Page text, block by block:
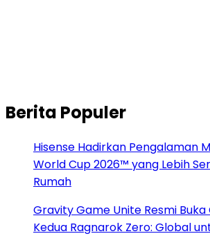
Berita Populer
Hisense Hadirkan Pengalaman
World Cup 2026™ yang Lebih
Rumah
Gravity Game Unite Resmi
Kedua Ragnarok Zero: Global